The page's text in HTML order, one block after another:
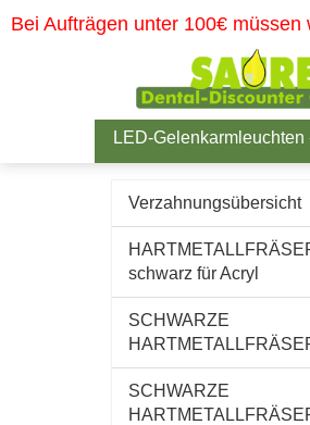
Bei Aufträgen unter 100€
LED-
Verzahnungsübersicht
schwarz für Acryl
SCHWARZE
SCHWARZE